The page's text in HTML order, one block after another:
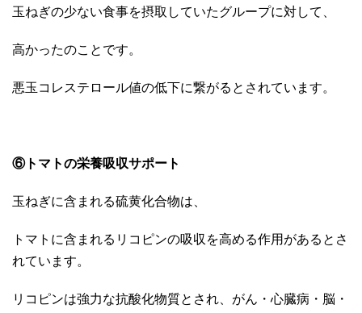
玉ねぎの少ない食事を摂取していたグループに対して、
高かったのことです。
悪玉コレステロール値の低下に繋がるとされています。
⑥トマトの栄養吸収サポート
玉ねぎに含まれる硫黄化合物は、
トマトに含まれるリコピンの吸収を高める作用があるとさ
れています。
リコピンは強力な抗酸化物質とされ、がん・心臓病・脳・